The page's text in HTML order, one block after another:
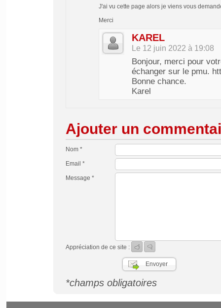
J'ai vu cette page alors je viens vous
Merci
KAREL
Le 12 juin 2022 à 19:08
Bonjour, merci pour
échanger sur le pmu.
Bonne chance.
Karel
Ajouter un
Nom *
Email *
Message *
Appréciation de ce site :
*champs obligatoires